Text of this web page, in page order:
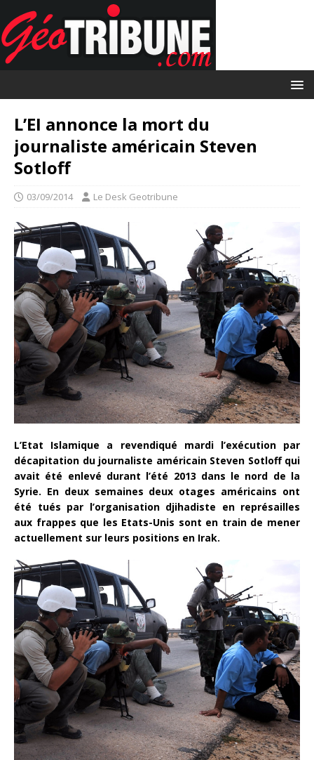
L’EI annonce la mort du
journaliste américain Steven
Sotloff
03/09/2014 Le Desk Geotribune
L’Etat Islamique a revendiqué mardi l’exécution par
décapitation du journaliste américain Steven Sotloff qui
avait été enlevé durant l’été 2013 dans le nord de la
Syrie. En deux semaines deux otages américains ont
été tués par l’organisation djihadiste en représailles
aux frappes que les Etats-Unis sont en train de mener
actuellement sur leurs positions en Irak.